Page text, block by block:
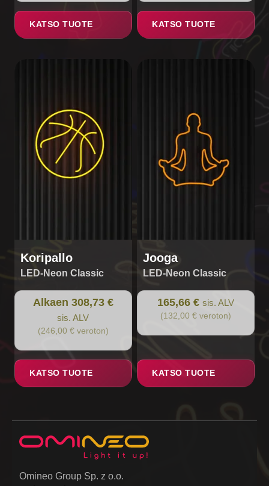
KATSO TUOTE KATSO TUOTE
Koripallo
LED-Neon Classic
Alkaen 308,73 €
sis. ALV
(246,00 € veroton)
KATSO TUOTE
variants.
options
product
page
Jooga
LED-Neon Classic
165,66 € sis. ALV
(132,00 € veroton)
KATSO TUOTE
Omineo Group Sp. z o.o.